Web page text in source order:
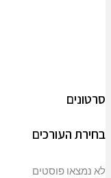
סרטונים
בחירת העורכים
לא נמצאו פוסטים